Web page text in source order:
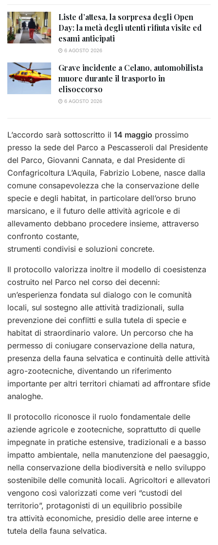
Liste d’attesa, la sorpresa degli Open
Day: la metà degli utenti rifiuta visite ed
esami anticipati
6 AGOSTO 2026
Grave incidente a Celano, automobilista
muore durante il trasporto in
elisoccorso
6 AGOSTO 2026
L’accordo sarà sottoscritto il 14 maggio prossimo
presso la sede del Parco a Pescasseroli dal Presidente
del Parco, Giovanni Cannata, e dal Presidente di
Confagricoltura L’Aquila, Fabrizio Lobene, nasce dalla
comune consapevolezza che la conservazione delle
specie e degli habitat, in particolare dell’orso bruno
marsicano, e il futuro delle attività agricole e di
allevamento debbano procedere insieme, attraverso
confronto costante,
strumenti condivisi e soluzioni concrete.
Il protocollo valorizza inoltre il modello di coesistenza
costruito nel Parco nel corso dei decenni:
un’esperienza fondata sul dialogo con le comunità
locali, sul sostegno alle attività tradizionali, sulla
prevenzione dei conflitti e sulla tutela di specie e
habitat di straordinario valore. Un percorso che ha
permesso di coniugare conservazione della natura,
presenza della fauna selvatica e continuità delle attività
agro-zootecniche, diventando un riferimento
importante per altri territori chiamati ad affrontare sfide
analoghe.
Il protocollo riconosce il ruolo fondamentale delle
aziende agricole e zootecniche, soprattutto di quelle
impegnate in pratiche estensive, tradizionali e a basso
impatto ambientale, nella manutenzione del paesaggio,
nella conservazione della biodiversità e nello sviluppo
sostenibile delle comunità locali. Agricoltori e allevatori
vengono così valorizzati come veri “custodi del
territorio”, protagonisti di un equilibrio possibile
tra attività economiche, presidio delle aree interne e
tutela della fauna selvatica.